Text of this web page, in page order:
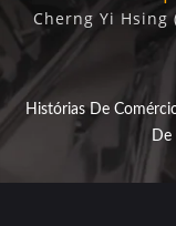
Cherng Yi Hsing
Histórias De
De